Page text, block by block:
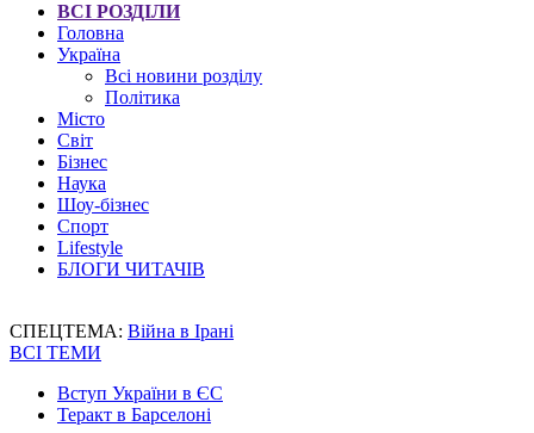
ВСІ РОЗДІЛИ
Головна
Україна
Всі новини розділу
Політика
Місто
Світ
Бізнес
Наука
Шоу-бізнес
Спорт
Lifestyle
БЛОГИ ЧИТАЧІВ
СПЕЦТЕМА: Війна в Ірані
ВСІ ТЕМИ
Вступ України в ЄС
Теракт в Барселоні